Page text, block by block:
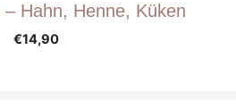
Hahn, Henne, Küken
€14,90